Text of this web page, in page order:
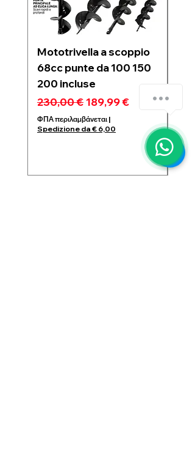
Mototrivella a scoppio
68cc punte da 100 150
200 incluse
Κανονική τιμή
230,00 € Τιμή Έκπτωσης
189,99 €
ΦΠΑ περιλαμβάνεται |
Spedizione da € 6,00
ΦΠΑ